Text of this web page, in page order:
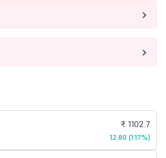
₹ 1102.7
12.80 (1.17%)